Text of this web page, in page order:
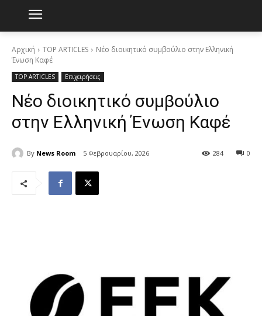
Αρχική TOP ARTICLES
Νέο διοικητικό συμβούλιο στην Ελληνική
Ένωση Καφέ
TOP ARTICLES Επιχειρήσεις
Νέο διοικητικό συμβούλιο
στην Ελληνική Ένωση Καφέ
By News Room 5 Φεβρουαρίου, 2026 0
284